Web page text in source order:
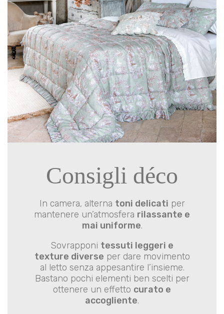
Consigli déco
In camera, alterna toni delicati per
mantenere un’atmosfera rilassante e
mai uniforme.
Sovrapponi tessuti leggeri e
texture diverse per dare movimento
al letto senza appesantire l’insieme.
Bastano pochi elementi ben scelti per
ottenere un effetto curato e
accogliente.